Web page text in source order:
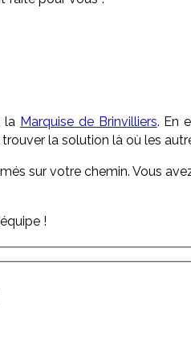
la Marquise de Brinvilliers. En
la solution là où les
sur votre chemin. Vous
!